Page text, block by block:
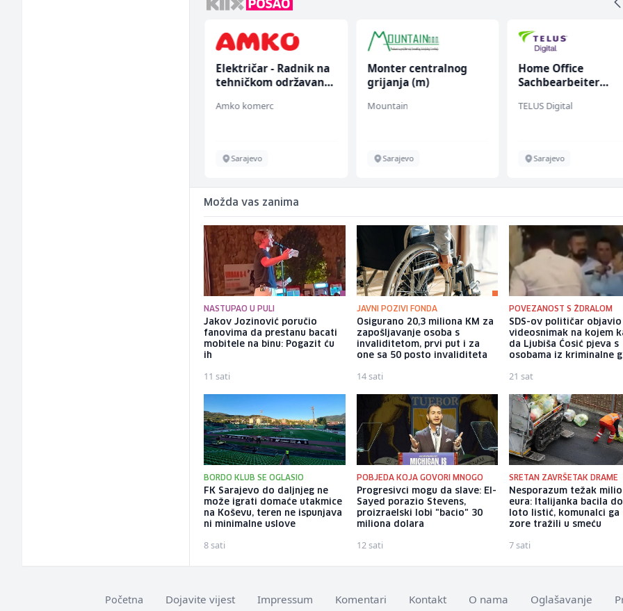
Električar - Radnik na
tehničkom održavanju
Amko komerc
Sarajevo
Monter centralnog
grijanja (m)
Mountain
Sarajevo
Home Office
Sachbearbeiter
bekannten
TELUS Digital
Sarajevo
Možda vas zanima
NASTUPAO U PULI
Jakov Jozinović poručio
fanovima da prestanu bacati
mobitele na binu: Pogazit ću
ih
11 sati
JAVNI POZIVI FONDA
Osigurano 20,3 miliona KM za
zapošljavanje osoba s
invaliditetom, prvi put i za
one sa 50 posto invaliditeta
14 sati
POVEZANOST S ŽDRALOM
SDS-ov političar objavio
videosnimak na kojem
da Ljubiša Ćosić pjeva s
osobama iz kriminalne
21 sat
BORDO KLUB SE OGLASIO
FK Sarajevo do daljnjeg ne
može igrati domaće utakmice
na Koševu, teren ne ispunjava
ni minimalne uslove
8 sati
POBJEDA KOJA GOVORI MNOGO
Progresivci mogu da slave: El-
Sayed porazio Stevens,
proizraelski lobi "bacio" 30
miliona dolara
12 sati
SRETAN ZAVRŠETAK DRAME
Nesporazum težak
eura: Italijanka bacila
loto listić, komunalci ga
zore tražili u smeću
7 sati
Početna Dojavite vijest Impressum Komentari Kontakt O nama Oglašavanje